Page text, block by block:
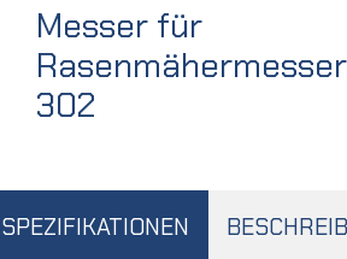
Messer für
302
SPEZIFIKATIONEN